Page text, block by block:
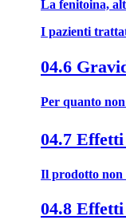
La fenitoina,
I pazienti
04.6
Per quanto
04.7
Il prodotto non
04.8